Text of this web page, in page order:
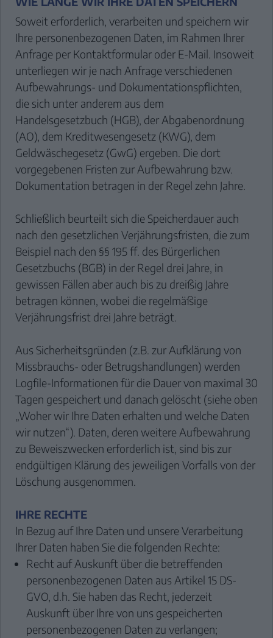
&
Soweit erforderlich, verarbeiten und speichern wir
Ihre personenbezogenen Daten, im Rahmen Ihrer
Anfrage per Kontaktformular oder E-Mail. Insoweit
unterliegen wir je nach Anfrage verschiedenen
Aufbewahrungs- und Dokumentationspflichten,
die sich unter anderem aus dem
Handelsgesetzbuch (HGB), der Abgabenordnung
(AO), dem Kreditwesengesetz (KWG), dem
Geldwäschegesetz (GwG) ergeben. Die dort
vorgegebenen Fristen zur Aufbewahrung bzw.
Dokumentation betragen in der Regel zehn Jahre.
Schließlich beurteilt sich die Speicherdauer auch
nach den gesetzlichen Verjährungsfristen, die zum
Beispiel nach den §§ 195 ff. des Bürgerlichen
Gesetzbuchs (BGB) in der Regel drei Jahre, in
gewissen Fällen aber auch bis zu dreißig Jahre
betragen können, wobei die regelmäßige
Verjährungsfrist drei Jahre beträgt.
Aus Sicherheitsgründen (z.B. zur Aufklärung von
Missbrauchs- oder Betrugshandlungen) werden
Logfile-Informationen für die Dauer von maximal 30
Tagen gespeichert und danach gelöscht (siehe oben
„Woher wir Ihre Daten erhalten und welche Daten
wir nutzen“). Daten, deren weitere Aufbewahrung
zu Beweiszwecken erforderlich ist, sind bis zur
endgültigen Klärung des jeweiligen Vorfalls von der
Löschung ausgenommen.
IHRE RECHTE
In Bezug auf Ihre Daten und unsere Verarbeitung
Ihrer Daten haben Sie die folgenden Rechte:
Recht auf Auskunft über die betreffenden
personenbezogenen Daten aus Artikel 15 DS-
GVO, d.h. Sie haben das Recht, jederzeit
Auskunft über Ihre von uns gespeicherten
personenbezogenen Daten zu verlangen;